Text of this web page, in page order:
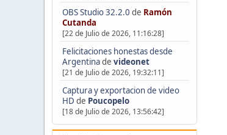
OBS Studio 32.2.0 de Ramón
Cutanda
[22 de Julio de 2026, 11:16:28]
Felicitaciones honestas desde
Argentinade videonet
[21 de Julio de 2026, 19:32:11]
Captura y exportacion de video
HD de Poucopelo
[18 de Julio de 2026, 13:56:42]